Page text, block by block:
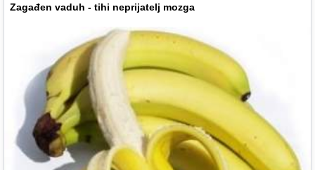
Zagađen vaduh - tihi neprijatelj mozga